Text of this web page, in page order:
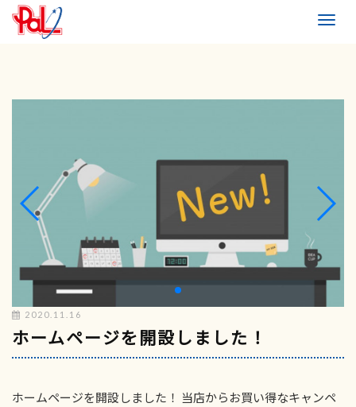
2020.11.16
ホームページを開設しました！
ホームページを開設しました！ 当店からお買い得なキャンペ